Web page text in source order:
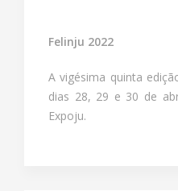
Felinju 2022
A vigésima quinta
dias 28, 29 e 30 de
Expoju.